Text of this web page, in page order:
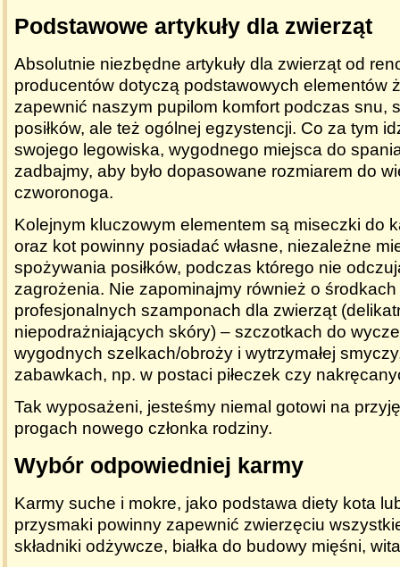
Podstawowe artykuły dla zwierząt
Absolutnie niezbędne artykuły dla zwierzątod
producentów dotyczą podstawowych elementów
zapewnić naszym pupilom komfort podczas snu,
posiłków, ale też ogólnej egzystencji. Co za tym
swojego legowiska, wygodnego miejsca do
zadbajmy, aby było dopasowane rozmiarem do
czworonoga.
Kolejnym kluczowym elementem są miseczki do
oraz kot powinny posiadać własne, niezależne
spożywania posiłków, podczas którego nie
zagrożenia. Nie zapominajmy również o
profesjonalnych szamponach dla zwierząt
niepodrażniających skóry) – szczotkach do
wygodnych szelkach/obroży i wytrzymałej
zabawkach, np. w postaci piłeczek czy
Tak wyposażeni, jesteśmy niemal gotowi na
progach nowego członka rodziny.
Wybór odpowiedniej karmy
Karmy suche i mokre, jako podstawa diety kota
przysmaki powinny zapewnić zwierzęciu
składniki odżywcze, białka do budowy mięśni,